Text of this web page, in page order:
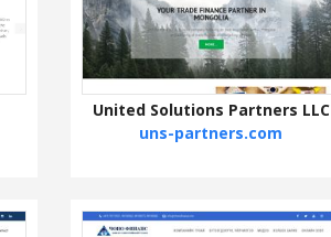
United Solutions Partners LLC
uns-partners.com